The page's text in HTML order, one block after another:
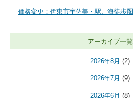
価格変更：伊東市宇佐美・駅、海徒歩圏
アーカイブ一覧
2026年8月 (2)
2026年7月 (9)
2026年6月 (8)